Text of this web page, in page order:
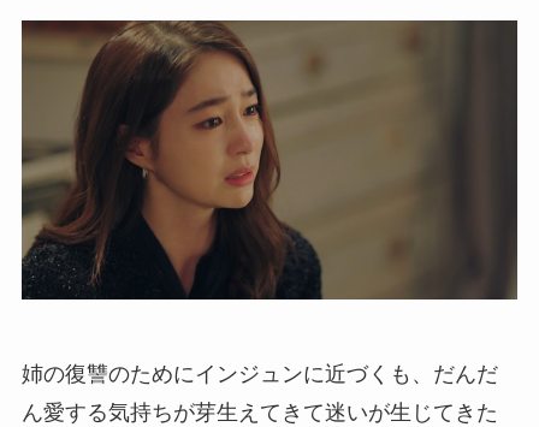
姉の復讐のためにインジュンに近づくも、だんだ
ん愛する気持ちが芽生えてきて迷いが生じてきた